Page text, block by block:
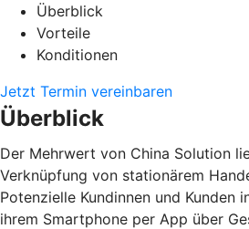
Überblick
Vorteile
Konditionen
Jetzt Termin vereinbaren
Überblick
Der Mehrwert von China Solution
Verknüpfung von stationärem
Potenzielle Kundinnen und Kunden
ihrem Smartphone per App über